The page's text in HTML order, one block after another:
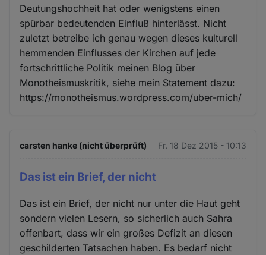
Deutungshochheit hat oder wenigstens einen
spürbar bedeutenden Einfluß hinterlässt. Nicht
zuletzt betreibe ich genau wegen dieses kulturell
hemmenden Einflusses der Kirchen auf jede
fortschrittliche Politik meinen Blog über
Monotheismuskritik, siehe mein Statement dazu:
https://monotheismus.wordpress.com/uber-mich/
carsten hanke (nicht überprüft) Fr. 18 Dez 2015 - 10:13
Das ist ein Brief, der nicht
Das ist ein Brief, der nicht nur unter die Haut geht
sondern vielen Lesern, so sicherlich auch Sahra
offenbart, dass wir ein großes Defizit an diesen
geschilderten Tatsachen haben. Es bedarf nicht